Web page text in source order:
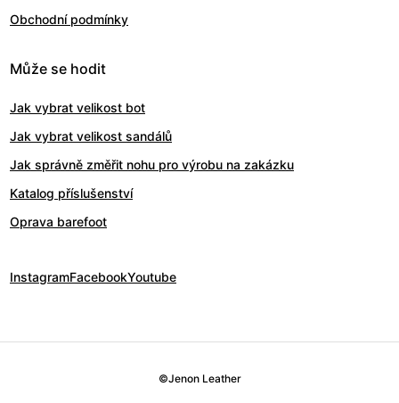
Obchodní podmínky
Může se hodit
Jak vybrat velikost bot
Jak vybrat velikost sandálů
Jak správně změřit nohu pro výrobu na zakázku
Katalog příslušenství
Oprava barefoot
InstagramFacebookYoutube
©Jenon Leather